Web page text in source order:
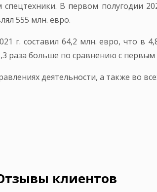
В первом полугодии
555 млн. евро.
г. составил 64,2 млн. евро, что в
раза больше по сравнению с первым
деятельности, а также во
клиентов